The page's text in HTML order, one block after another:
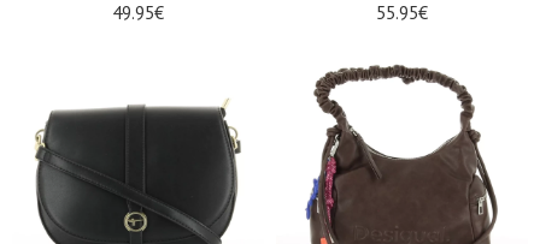
49.95€ 55.95€